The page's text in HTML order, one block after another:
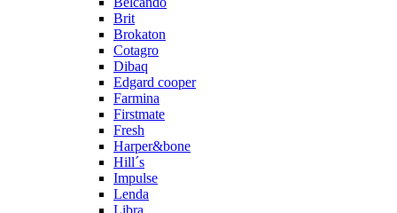
Brit
Brokaton
Cotagro
Dibaq
Edgard cooper
Farmina
Firstmate
Fresh
Harper&bone
Hill´s
Impulse
Lenda
Libra